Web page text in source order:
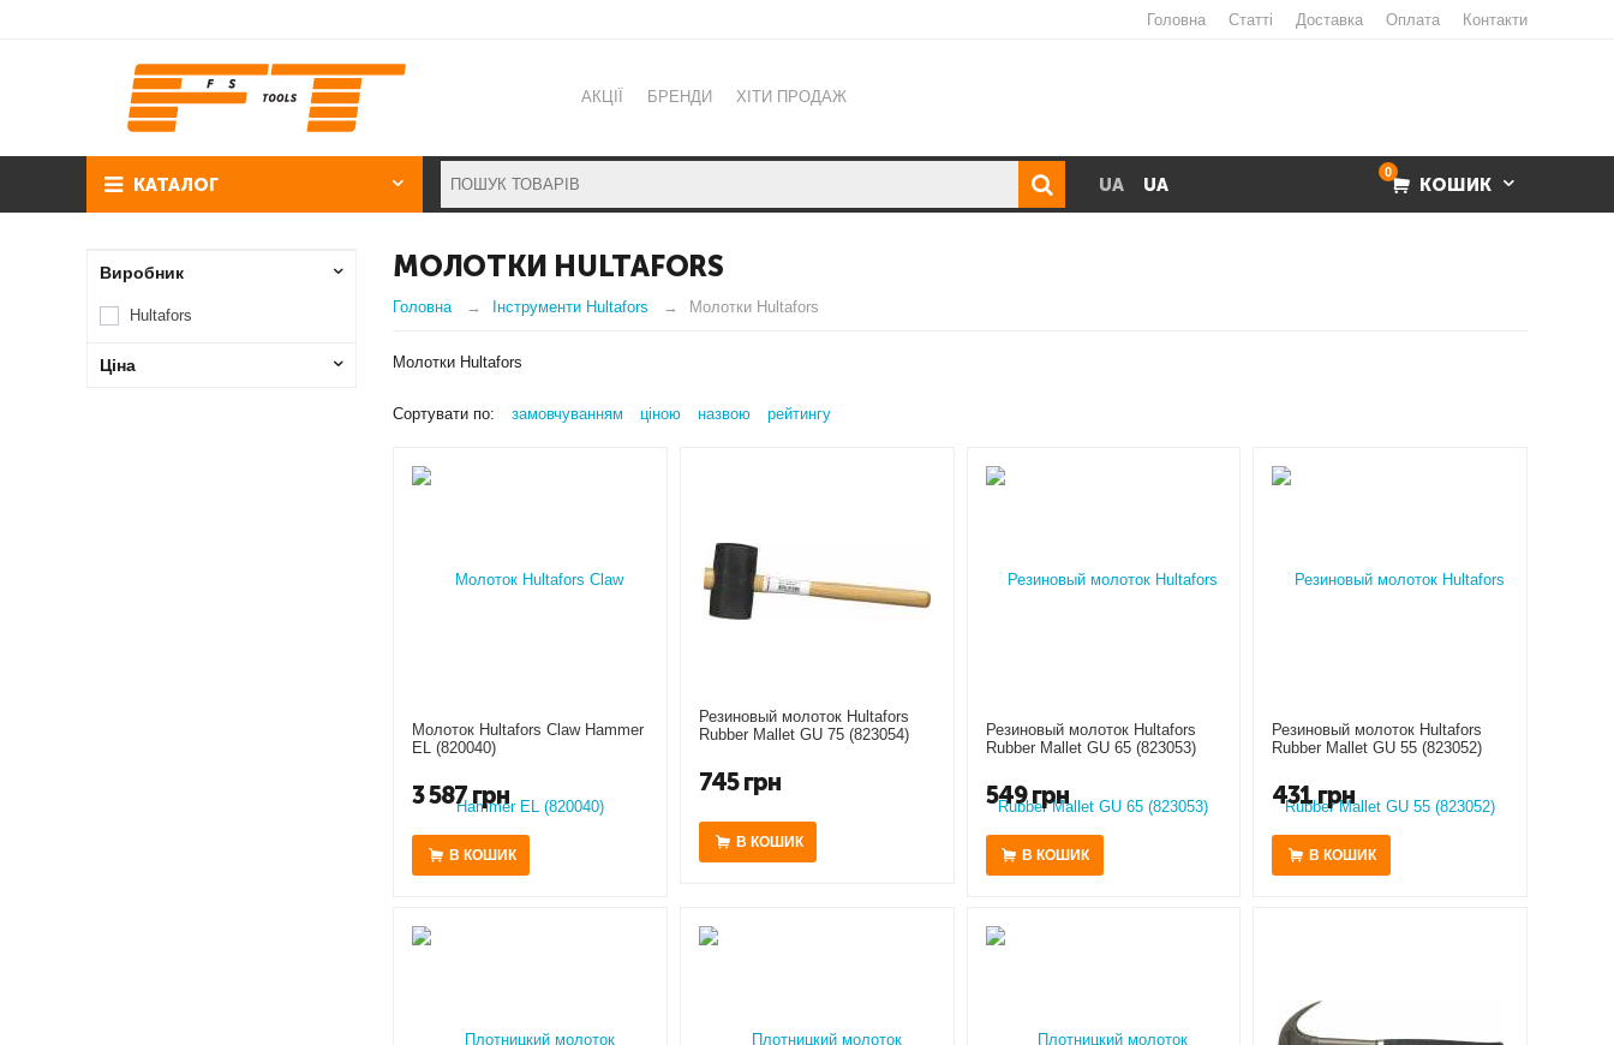
Головна Статті Доставка Оплата Контакти
АКЦІЇ БРЕНДИ ХІТИ ПРОДАЖ
КАТАЛОГ UA UA
0
КОШИК
Виробник
Hultafors
Ціна
МОЛОТКИ HULTAFORS
Головна Інструменти Hultafors Молотки Hultafors
Молотки Hultafors
Сортувати по: замовчуванням ціною назвою рейтингу
Молоток Hultafors Claw Hammer
EL (820040)
3 587 грн
В КОШИК
Резиновый молоток Hultafors
Rubber Mallet GU 75 (823054)
745 грн
В КОШИК
Резиновый молоток Hultafors
Rubber Mallet GU 65 (823053)
549 грн
В КОШИК
Резиновый молоток Hultafors
Rubber Mallet GU 55 (823052)
431грн
В КОШИК